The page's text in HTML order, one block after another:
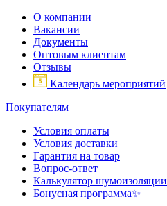
О компании
Вакансии
Документы
Оптовым клиентам
Отзывы
Календарь мероприятий
Покупателям
Условия оплаты
Условия доставки
Гарантия на товар
Вопрос-ответ
Калькулятор шумоизоляции
Бонусная программа✨